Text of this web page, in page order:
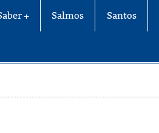
+ Salmos Santos